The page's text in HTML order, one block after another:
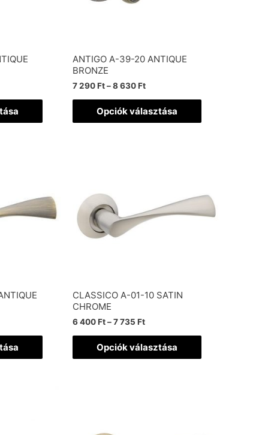
ANTIGO A-39-20 ANTIQUE
BRONZE
7 290Ft–8 630Ft
Opciók választása
CLASSICO A-01-10 SATIN
CHROME
6 400Ft–7 735Ft
Opciók választása